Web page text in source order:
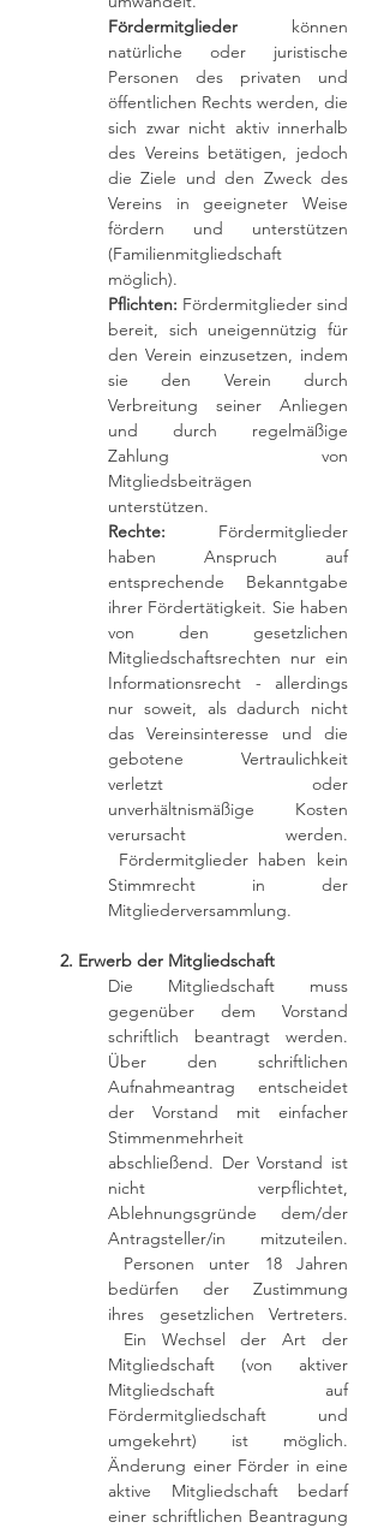
Fördermitglieder können
natürliche oder juristische
Personen des privaten und
öffentlichen Rechts werden, die
sich zwar nicht aktiv innerhalb
des Vereins betätigen, jedoch
die Ziele und den Zweck des
Vereins in geeigneter Weise
fördern und unterstützen
(Familienmitgliedschaft
möglich).
Pflichten: Fördermitglieder sind
bereit, sich uneigennützig für
den Verein einzusetzen, indem
sie den Verein durch
Verbreitung seiner Anliegen
und durch regelmäßige
Zahlung von
Mitgliedsbeiträgen
unterstützen.
Rechte: Fördermitglieder
haben Anspruch auf
entsprechende Bekanntgabe
ihrer Fördertätigkeit. Sie haben
von den gesetzlichen
Mitgliedschaftsrechten nur ein
Informationsrecht - allerdings
nur soweit, als dadurch nicht
das Vereinsinteresse und die
gebotene Vertraulichkeit
verletzt oder
unverhältnismäßige Kosten
verursacht werden.
Fördermitglieder haben kein
Stimmrecht in der
Mitgliederversammlung.
2. Erwerb der Mitgliedschaft
Die Mitgliedschaft muss
gegenüber dem Vorstand
schriftlich beantragt werden.
Über den schriftlichen
Aufnahmeantrag entscheidet
der Vorstand mit einfacher
Stimmenmehrheit
abschließend. Der Vorstand ist
nicht verpflichtet,
Ablehnungsgründe dem/der
Antragsteller/in mitzuteilen.
Personen unter 18 Jahren
bedürfen der Zustimmung
ihres gesetzlichen Vertreters.
Ein Wechsel der Art der
Mitgliedschaft (von aktiver
Mitgliedschaft auf
Fördermitgliedschaft und
umgekehrt) ist möglich.
Änderung einer Förder in eine
aktive Mitgliedschaft bedarf
einer schriftlichen Beantragung